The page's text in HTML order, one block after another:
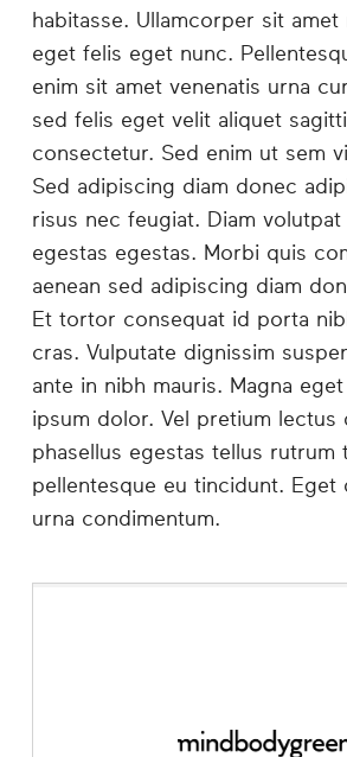
habitasse. Ullamcorper sit amet
eget felis eget nunc.
enim sit amet venenatis urna
sed felis eget velit aliquet
consectetur. Sed enim ut sem
Sed adipiscing diam donec
risus nec feugiat. Diam
egestas egestas. Morbi quis
aenean sed adipiscing diam
Et tortor consequat id porta
cras. Vulputate dignissim
ante in nibh mauris. Magna
ipsum dolor. Vel pretium lectus
phasellus egestas tellus rutrum
pellentesque eu tincidunt. Eget
urna condimentum.